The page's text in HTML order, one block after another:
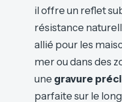
il offre un reflet
résistance
allié pour les
mer ou dans des
une gravure
parfaite sur le